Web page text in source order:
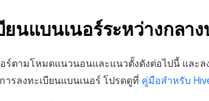
ยนแบนเนอร์ระหว่างกลา
ตามโหมดแนวนอนและแนวตั้งดังต่อไปนี้ และลง
ารลงทะเบียนแบนเนอร์ โปรดดูที่ คู่มือสำหรับ